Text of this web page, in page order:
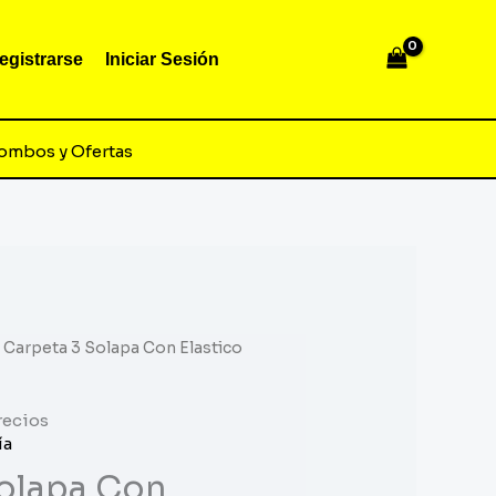
Iniciar Sesión
y Ofertas
3 Solapa Con Elastico